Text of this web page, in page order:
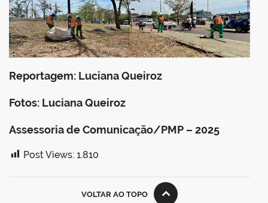
Reportagem: Luciana Queiroz
Fotos: Luciana Queiroz
Assessoria de Comunicação/PMP – 2025
Post Views: 1.810
VOLTAR AO TOPO